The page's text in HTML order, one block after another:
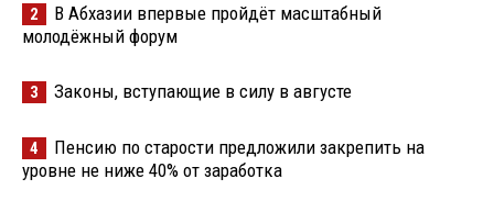
2
В Абхазии впервые пройдёт масштабный
молодёжный форум
3 Законы, вступающие в силу в августе
4
Пенсию по старости предложили закрепить на
уровне не ниже 40% от заработка